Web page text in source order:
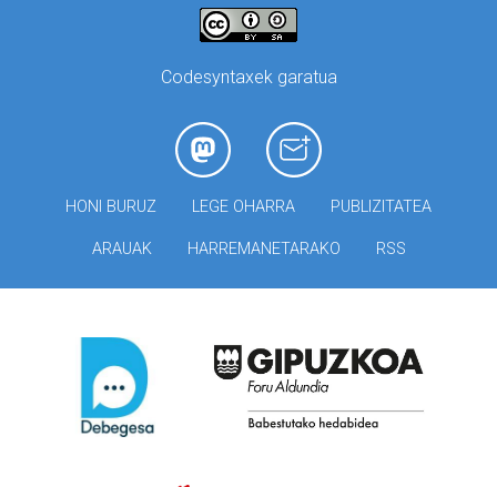
Codesyntaxek garatua
HONI BURUZ LEGE OHARRA PUBLIZITATEA
ARAUAK HARREMANETARAKO RSS